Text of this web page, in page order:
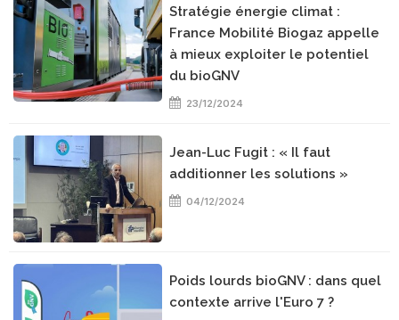
Stratégie énergie climat :
France Mobilité Biogaz appelle
à mieux exploiter le potentiel
du bioGNV
23/12/2024
Jean-Luc Fugit : « Il faut
additionner les solutions »
04/12/2024
Poids lourds bioGNV : dans quel
contexte arrive l'Euro 7 ?